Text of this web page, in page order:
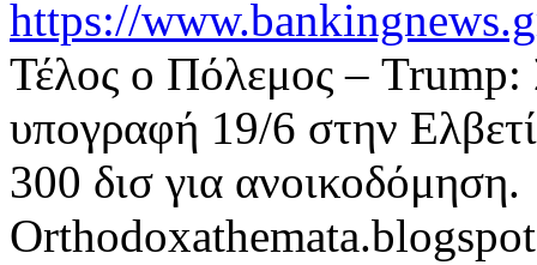
https://
Τέλος ο Πόλεμος –
υπογραφή 19/6 στην
300 δισ για ανοικοδόμηση.